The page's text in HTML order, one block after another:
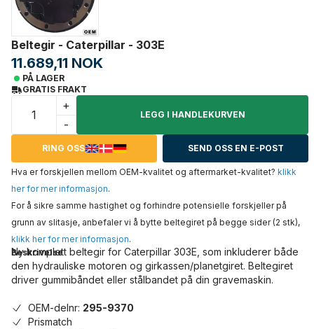
Beltegir - Caterpillar - 303E
11.689,11 NOK
PÅ LAGER
GRATIS FRAKT
+
-
LEGG I HANDLEKURVEN
RING OSS SEND OSS EN E-POST
Hva er forskjellen mellom OEM-kvalitet og aftermarket-kvalitet? klikk
her for mer informasjon.
For å sikre samme hastighet og forhindre potensielle forskjeller på
grunn av slitasje, anbefaler vi å bytte beltegiret på begge sider (2 stk),
klikk her for mer informasjon.
Beskrivelse
Ny komplett beltegir for Caterpillar 303E, som inkluderer både
den hydrauliske motoren og girkassen/planetgiret. Beltegiret
driver gummibåndet eller stålbandet på din gravemaskin.
OEM-delnr: 295-9370
Prismatch